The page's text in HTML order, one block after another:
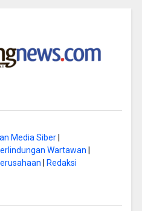
Media Siber|
Wartawan
Redaksi